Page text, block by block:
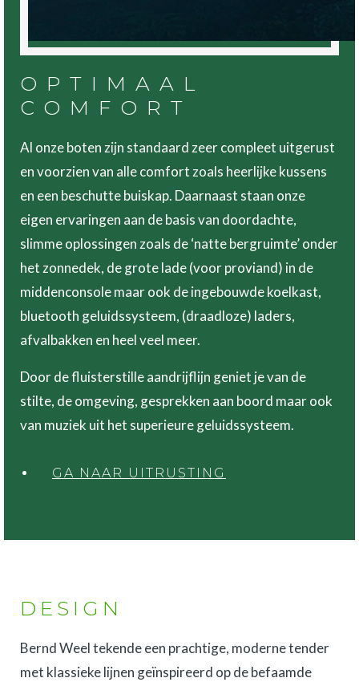
OPTIMAAL
COMFORT
Al onze boten zijn standaard zeer compleet uitgerust
en voorzien van alle comfort zoals heerlijke kussens
en een beschutte buiskap. Daarnaast staan onze
eigen ervaringen aan de basis van doordachte,
slimme oplossingen zoals de ‘natte bergruimte’ onder
het zonnedek, de grote lade (voor proviand) in de
middenconsole maar ook de ingebouwde koelkast,
bluetooth geluidssysteem, (draadloze) laders,
afvalbakken en heel veel meer.
Door de fluisterstille aandrijflijn geniet je van de
stilte, de omgeving, gesprekken aan boord maar ook
van muziek uit het superieure geluidssysteem.
GA NAAR UITRUSTING
DESIGN
Bernd Weel tekende een prachtige, moderne tender
met klassieke lijnen geïnspireerd op de befaamde